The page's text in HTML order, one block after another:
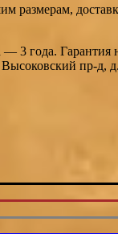
— 3 года.
пр-д,